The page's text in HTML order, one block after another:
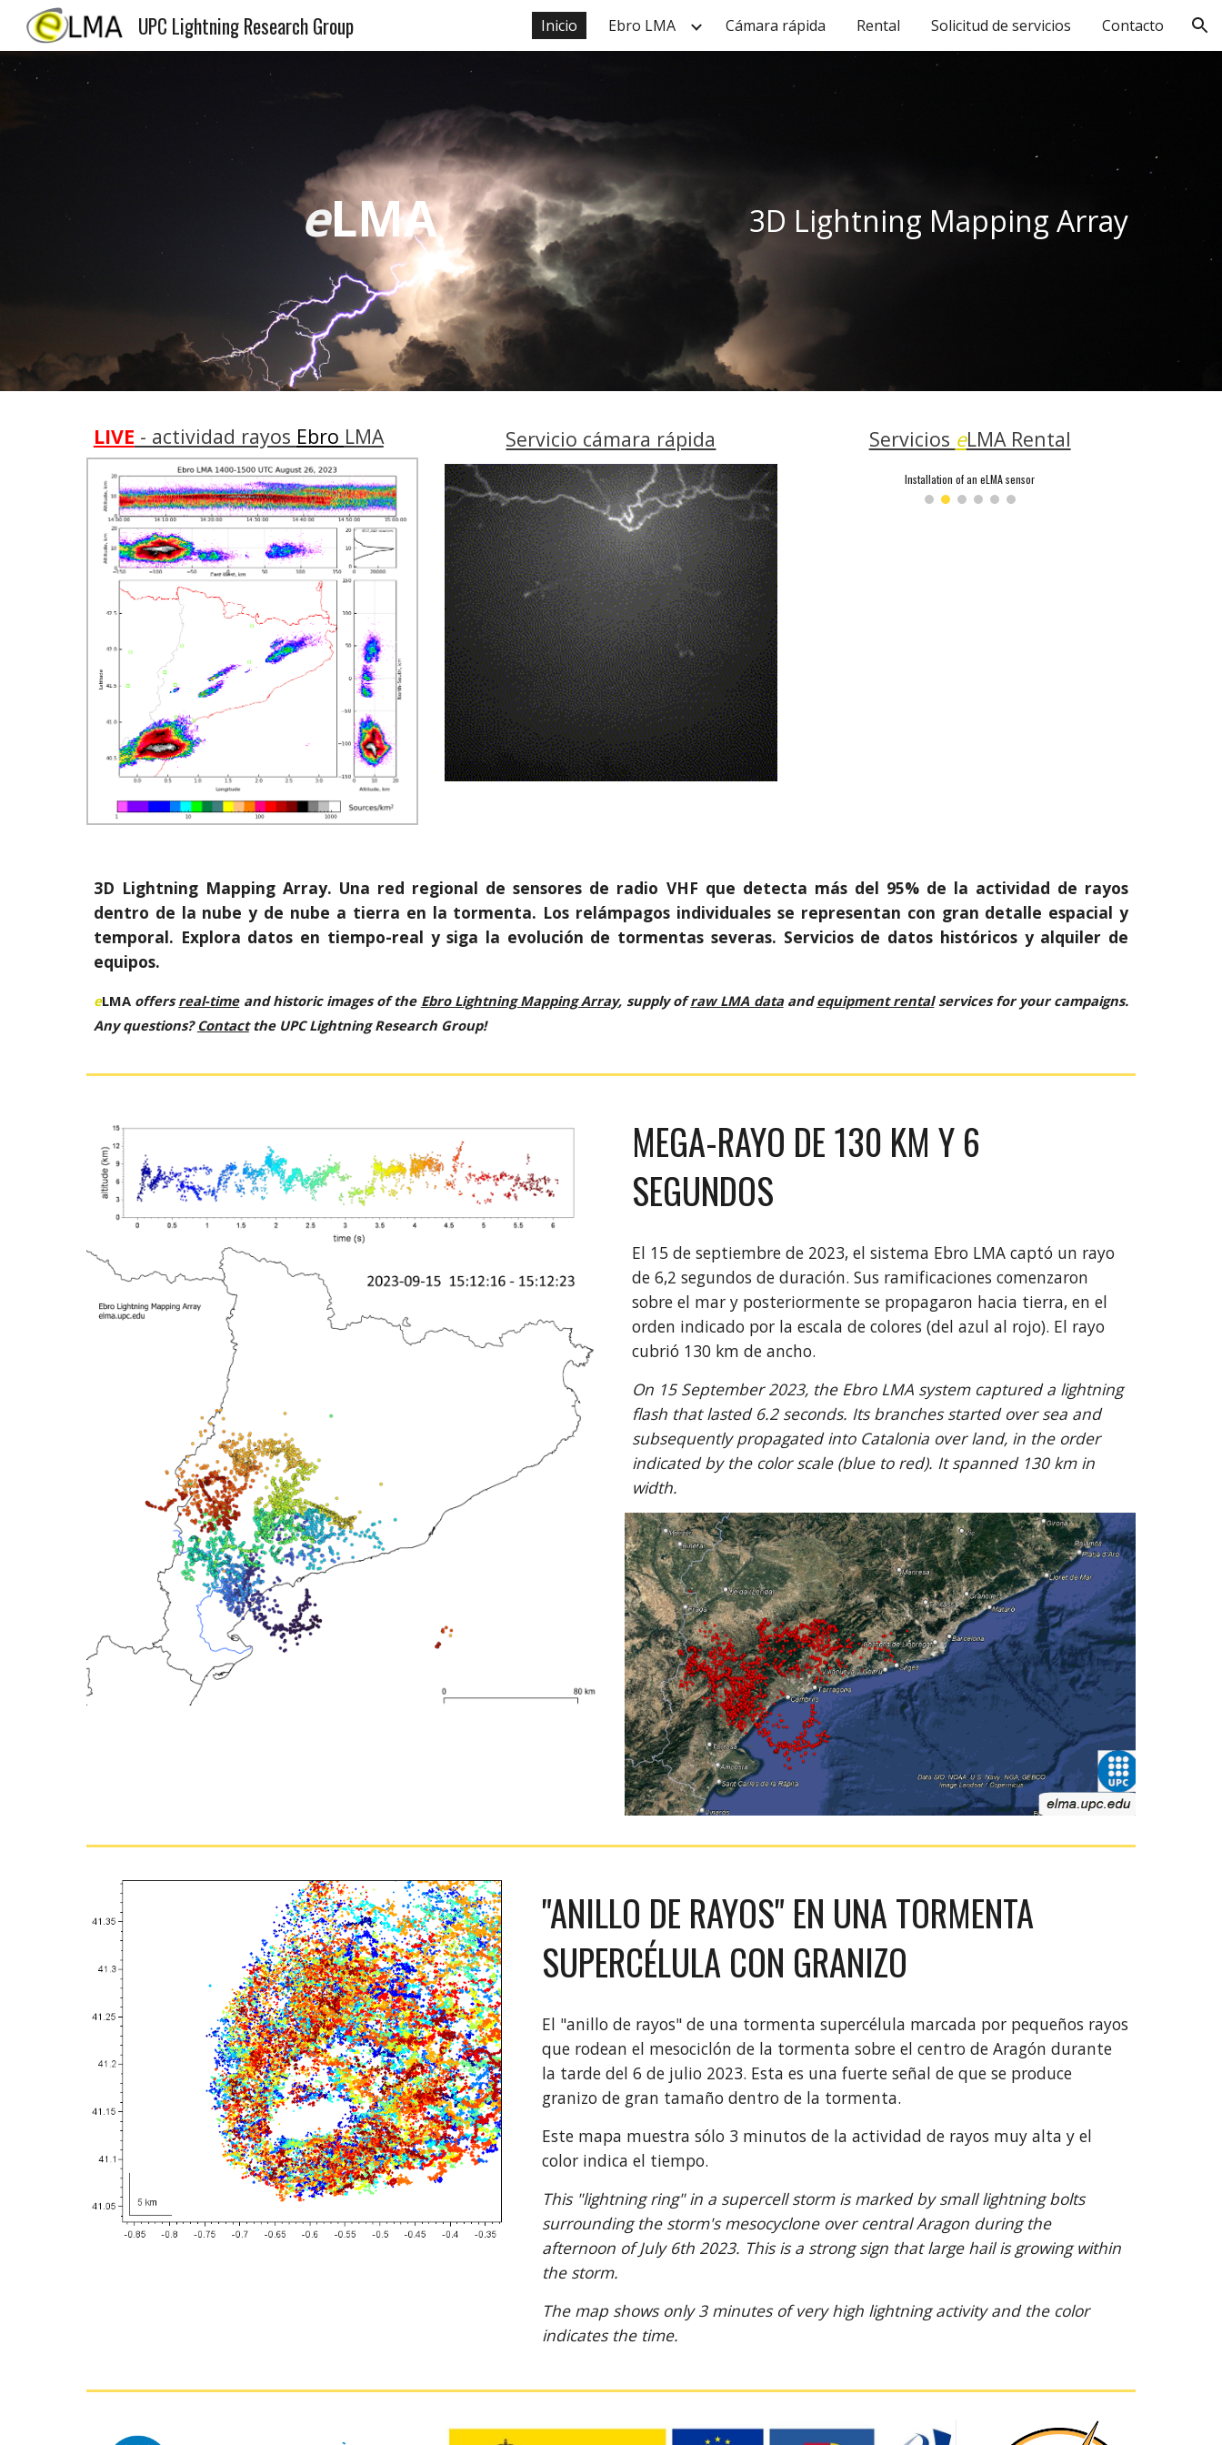
Skip to navigation
UPC Lightning Research Group Inicio Ebro LMA Cámara rápida Rental Solicitud de servicios Contacto
eLMA 3D Lightning Mapping Array
LIVE - actividad rayos Ebro LMA Servicio cámara rápida Servicios eLMA Rental
Installation of an eLMA sensor
3D Lightning Mapping Array. Una red regional de sensores de radio VHF que detecta más del 95% de la actividad de rayos
dentro de la nube y de nube a tierra en la tormenta. Los relámpagos individuales se representan con gran detalle espacial y
temporal. Explora datos en tiempo-real y siga la evolución de tormentas severas. Servicios de datos históricos y alquiler de
equipos.
eLMAoffersreal-timeand historic images of the Ebro Lightning Mapping Array, supply ofraw LMA dataandequipment rentalservices for your campaigns.
Any questions? Contactthe UPC Lightning Research Group!
MEGA-RAYO DE 130 KM Y 6
SEGUNDOS
El 15 de septiembre de 2023, el sistema Ebro LMA captó un rayo
de 6,2 segundos de duración. Sus ramificaciones comenzaron
sobre el mar y posteriormente se propagaron hacia tierra, en el
orden indicado por la escala de colores (del azul al rojo). El rayo
cubrió 130 km de ancho.
On 15 September 2023, the Ebro LMA system captured a lightning
flash that lasted 6.2 seconds. Its branches started over sea and
subsequently propagated into Catalonia over land, in the order
indicated by the color scale (blue to red). It spanned 130 km in
width.
"ANILLO DE RAYOS" EN UNA TORMENTA
SUPERCÉLULA CON GRANIZO
El "anillo de rayos" de una tormenta supercélula marcada por pequeños rayos
que rodean el mesociclón de la tormenta sobre el centro de Aragón durante
la tarde del 6 de julio 2023. Esta es una fuerte señal de que se produce
granizo de gran tamaño dentro de la tormenta.
Este mapa muestra sólo 3 minutos de la actividad de rayos muy alta y el
color indica el tiempo.
This "lightning ring" in a supercell storm is marked by small lightning bolts
surrounding the storm's mesocyclone over central Aragon during the
afternoon of July 6th 2023. This is a strong sign that large hail is growing within
the storm.
The map shows only 3 minutes of very high lightning activity and the color
indicates the time.